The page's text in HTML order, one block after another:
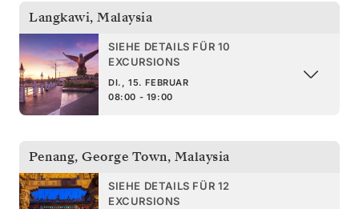
Langkawi, Malaysia
SIEHE DETAILS FÜR 10
EXCURSIONS
DI., 15. FEBRUAR
08:00 - 19:00
Penang, George Town, Malaysia
SIEHE DETAILS FÜR 12
EXCURSIONS